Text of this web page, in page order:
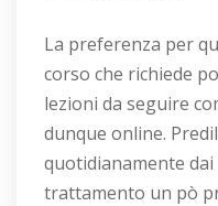
La preferenza per
corso che richiede
lezioni da seguire
dunque online.
quotidianamente
trattamento un pò